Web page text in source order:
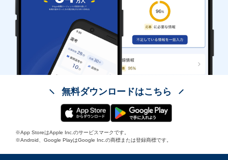
無料ダウンロードはこちら
※App StoreはApple Inc.のサービスマークです。
※Android、Google PlayはGoogle Inc.の商標または登録商標です。